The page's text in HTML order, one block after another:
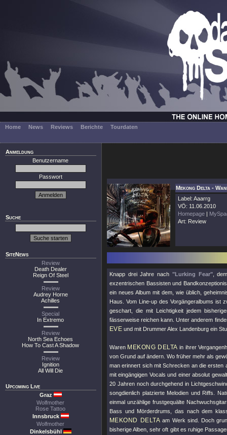
Home News Reviews Berichte Tourdaten
Anmeldung
Benutzername
Passwort
Suche
SiteNews
Review
Death Dealer
Reign Of Steel
Review
Audrey Horne
Achilles
Special
In Extremo
Review
North Sea Echoes
How To Cast A Shadow
Review
Ignition
All Will Die
Upcoming Live
Graz
Wolfmother
Rose Tattoo
Innsbruck
Wolfmother
Dinkelsbühl
Mekong Delta -
Label: Aaarrg
VÖ: 11.06.2010
Homepage |
Art: Review
Knapp drei Jahre nach "Lurking Fear",
exzentrischen Bassisten und
ein neues Album mit dem, wie üblich,
Haus. Vom Line-up des Vorgängeralbums ist
geschart, die mit Leichtigkeit jedem
fässerweise reichen kann. Unter anderem
EVE und mit Drummer Alex Landenburg ein
Waren MEKONG DELTA in ihrer
von Grund auf ändern. Wo früher mehr als
man erinnert sich mit Schrecken an die ersten
mit eingängigen Vocals und einer absolut
20 Jahren noch durchgehend in
songdienlich platzierte Melodien und Riffs.
einmal unzählige frustgequälte
Bass und Mörderdrums, das nach dem
MEKOND DELTA am Werk sind. Doch
bisherige Alben, sehr oft gibt es ruhige